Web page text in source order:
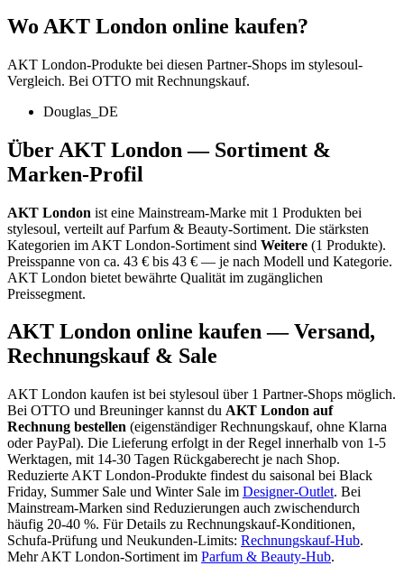
Wo AKT London online kaufen?
AKT London-Produkte bei diesen Partner-Shops im stylesoul-
Vergleich. Bei OTTO mit Rechnungskauf.
Douglas_DE
Über AKT London — Sortiment &
Marken-Profil
AKT London ist eine Mainstream-Marke mit 1 Produkten bei
stylesoul, verteilt auf Parfum & Beauty-Sortiment. Die stärksten
Kategorien im AKT London-Sortiment sind Weitere (1 Produkte).
Preisspanne von ca. 43 € bis 43 € — je nach Modell und Kategorie.
AKT London bietet bewährte Qualität im zugänglichen
Preissegment.
AKT London online kaufen — Versand,
Rechnungskauf & Sale
AKT London kaufen ist bei stylesoul über 1 Partner-Shops möglich.
Bei OTTO und Breuninger kannst du AKT London auf
Rechnung bestellen (eigenständiger Rechnungskauf, ohne Klarna
oder PayPal). Die Lieferung erfolgt in der Regel innerhalb von 1-5
Werktagen, mit 14-30 Tagen Rückgaberecht je nach Shop.
Reduzierte AKT London-Produkte findest du saisonal bei Black
Friday, Summer Sale und Winter Sale im Designer-Outlet. Bei
Mainstream-Marken sind Reduzierungen auch zwischendurch
häufig 20-40 %. Für Details zu Rechnungskauf-Konditionen,
Schufa-Prüfung und Neukunden-Limits: Rechnungskauf-Hub.
MehrAKT London-Sortiment im Parfum & Beauty-Hub.